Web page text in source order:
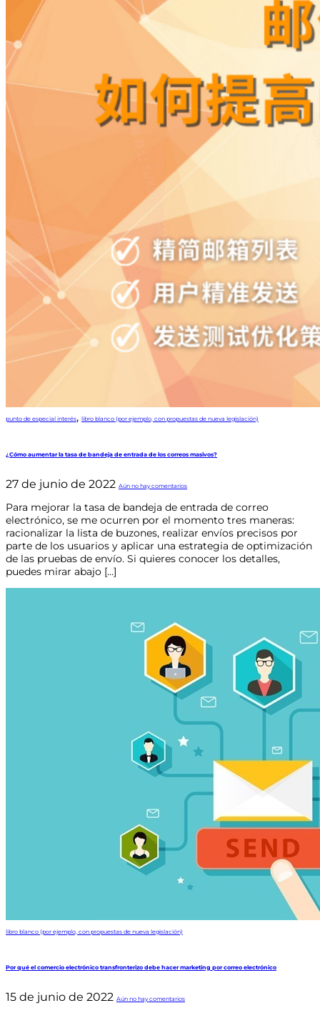
punto de especial interés, libro blanco (por ejemplo, con propuestas de nueva legislación)
¿Cómo aumentar la tasa de bandeja de entrada de los correos masivos?
27 de junio de 2022 Aún no hay comentarios
Para mejorar la tasa de bandeja de entrada de correo
electrónico, se me ocurren por el momento tres maneras:
racionalizar la lista de buzones, realizar envíos precisos por
parte de los usuarios y aplicar una estrategia de optimización
de las pruebas de envío. Si quieres conocer los detalles,
puedes mirar abajo [...]
libro blanco (por ejemplo, con propuestas de nueva legislación)
Por qué el comercio electrónico transfronterizo debe hacer marketing por correo electrónico
15 de junio de 2022 Aún no hay comentarios